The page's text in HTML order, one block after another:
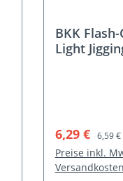
BKK
Light
6,29 € 6,59 €
Preise inkl.
Versandkosten